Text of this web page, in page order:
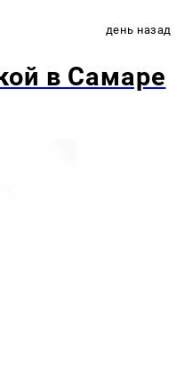
день назад
в Самаре